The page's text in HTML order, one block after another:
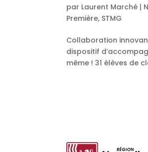
par Laurent Marché |
Première, STMG
Collaboration
dispositif
même ! 31 élèves de